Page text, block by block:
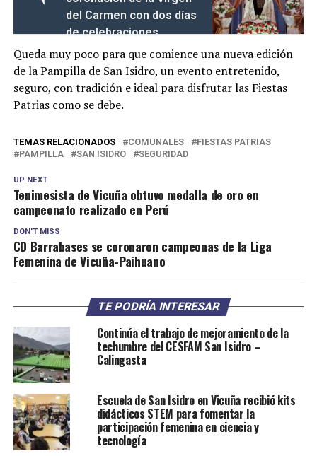
del Carmen con dos días
de celebraciones
Queda muy poco para que comience una nueva edición
de la Pampilla de San Isidro, un evento entretenido,
seguro, con tradición e ideal para disfrutar las Fiestas
Patrias como se debe.
TEMAS RELACIONADOS COMUNALES
FIESTAS PATRIAS
PAMPILLA
SAN ISIDRO SEGURIDAD
UP NEXT
Tenimesista de Vicuña obtuvo medalla de oro en
campeonato realizado en Perú
DON'T MISS
CD Barrabases se coronaron campeonas de la Liga
Femenina de Vicuña-Paihuano
TE PODRÍA INTERESAR
Continúa el trabajo de mejoramiento de la
techumbre del CESFAM San Isidro –
Calingasta
Escuela de San Isidro en Vicuña recibió kits
didácticos STEM para fomentar la
participación femenina en ciencia y
tecnología